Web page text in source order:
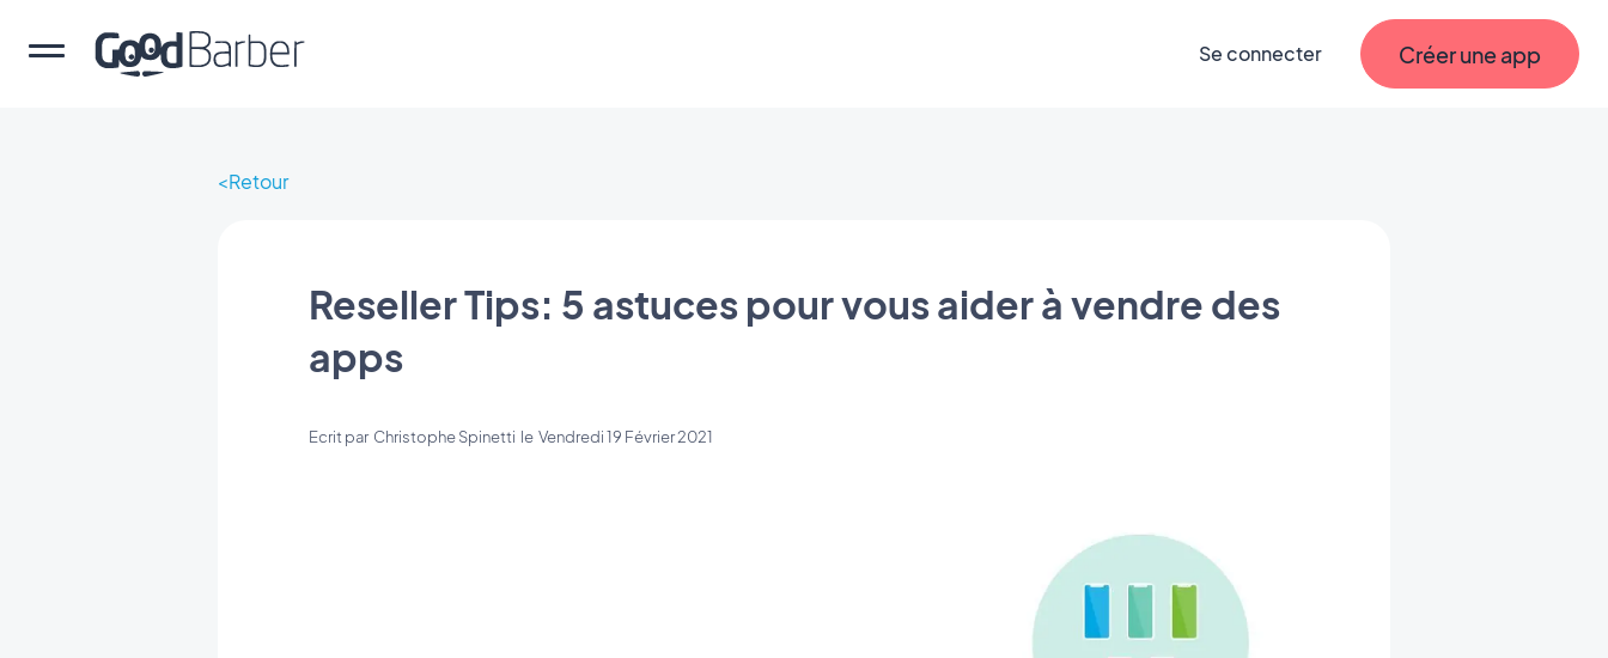
Se connecter Créer une app
Retour
Reseller Tips: 5 astuces pour vous aider à vendre des
apps
Ecrit par Christophe Spinetti le Vendredi 19 Février 2021